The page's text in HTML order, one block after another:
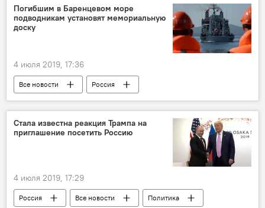
Замир Кабулов
Погибшим в Баренцевом море
подводникам установят мемориальную
доску
4 июля 2019, 17:36
Все новости
Россия
Происшествия, ЧП, криминал
погиб
Стала известна реакция Трампа на
приглашение посетить Россию
4 июля 2019, 17:29
Россия Все новости
Политика